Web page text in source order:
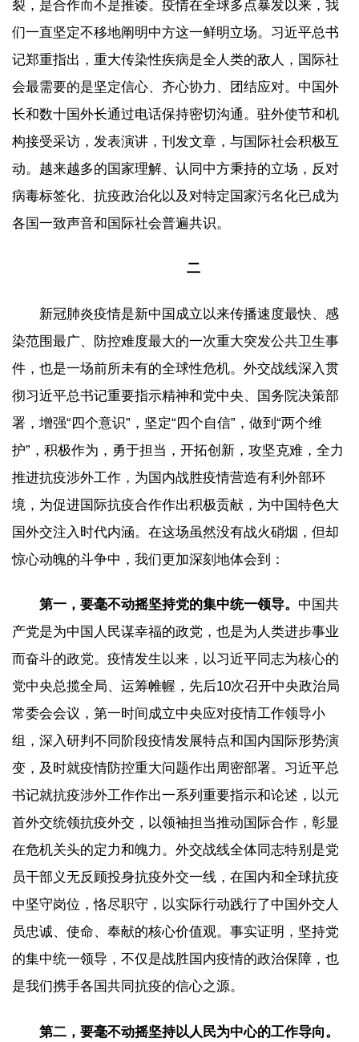
裂，是合作而不是推诿。疫情在全球多点暴发以来，我
们一直坚定不移地阐明中方这一鲜明立场。习近平总书
记郑重指出，重大传染性疾病是全人类的敌人，国际社
会最需要的是坚定信心、齐心协力、团结应对。中国外
长和数十国外长通过电话保持密切沟通。驻外使节和机
构接受采访，发表演讲，刊发文章，与国际社会积极互
动。越来越多的国家理解、认同中方秉持的立场，反对
病毒标签化、抗疫政治化以及对特定国家污名化已成为
各国一致声音和国际社会普遍共识。
二
新冠肺炎疫情是新中国成立以来传播速度最快、感
染范围最广、防控难度最大的一次重大突发公共卫生事
件，也是一场前所未有的全球性危机。外交战线深入贯
彻习近平总书记重要指示精神和党中央、国务院决策部
署，增强“四个意识”，坚定“四个自信”，做到“两个维
护”，积极作为，勇于担当，开拓创新，攻坚克难，全力
推进抗疫涉外工作，为国内战胜疫情营造有利外部环
境，为促进国际抗疫合作作出积极贡献，为中国特色大
国外交注入时代内涵。在这场虽然没有战火硝烟，但却
惊心动魄的斗争中，我们更加深刻地体会到：
第一，要毫不动摇坚持党的集中统一领导。 中国共
产党是为中国人民谋幸福的政党，也是为人类进步事业
而奋斗的政党。疫情发生以来，以习近平同志为核心的
党中央总揽全局、运筹帷幄，先后10次召开中央政治局
常委会会议，第一时间成立中央应对疫情工作领导小
组，深入研判不同阶段疫情发展特点和国内国际形势演
变，及时就疫情防控重大问题作出周密部署。习近平总
书记就抗疫涉外工作作出一系列重要指示和论述，以元
首外交统领抗疫外交，以领袖担当推动国际合作，彰显
在危机关头的定力和魄力。外交战线全体同志特别是党
员干部义无反顾投身抗疫外交一线，在国内和全球抗疫
中坚守岗位，恪尽职守，以实际行动践行了中国外交人
员忠诚、使命、奉献的核心价值观。事实证明，坚持党
的集中统一领导，不仅是战胜国内疫情的政治保障，也
是我们携手各国共同抗疫的信心之源。
第二，要毫不动摇坚持以人民为中心的工作导向。